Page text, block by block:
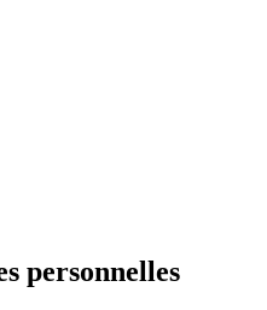
personnelles